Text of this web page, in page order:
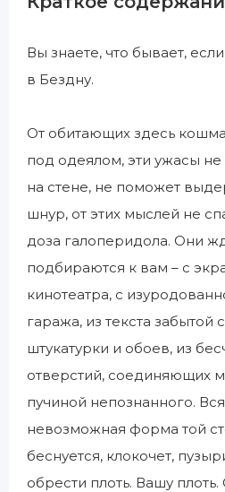
Вы знаете, что бывает,
в Бездну.
От обитающих здесь
под одеялом, эти ужасы не
на стене, не поможет
шнур, от этих мыслей не
доза галоперидола. Они
подбираются к вам – с
кинотеатра, с
гаража, из текста забытой
штукатурки и обоев, из
отверстий, соединяющих
пучиной непознанного.
невозможная форма той
беснуется, клокочет,
обрести плоть. Вашу